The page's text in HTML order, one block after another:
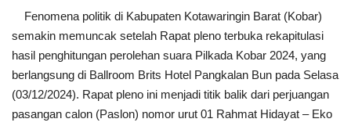
Fenomena politik di Kabupaten Kotawaringin Barat (Kobar)
semakin memuncak setelah Rapat pleno terbuka rekapitulasi
hasil penghitungan perolehan suara Pilkada Kobar 2024, yang
berlangsung di Ballroom Brits Hotel Pangkalan Bun pada Selasa
(03/12/2024). Rapat pleno ini menjadi titik balik dari perjuangan
pasangan calon (Paslon) nomor urut 01 Rahmat Hidayat – Eko